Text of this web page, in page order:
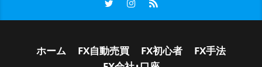
ホーム FX自動売買 FX初心者
FX手法